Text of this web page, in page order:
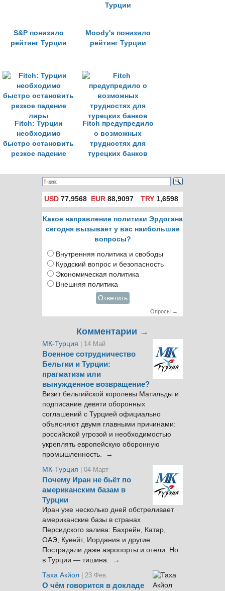
S&P понизило
рейтинг Турции
Moody's понизило
рейтинг Турции
Fitch: Турции
необходимо
быстро остановить
резкое падение
Fitch предупредило
о возможных
трудностях для
турецких банков
USD 77,9568 EUR 88,9097 TRY1,6598
Какое направление политики Эрдогана
сегодня вызывает у вас наибольшие
вопросы?
Внутренняя политика и свободы
Курдский вопрос и безопасность
Экономическая политика
Внешняя политика
Ответить
Опросы →
Комментарии →
МК-Турция | 14 Май
Военное сотрудничество
Бельгии и Турции:
прагматизм или
вынужденное возвращение?
Визит бельгийской королевы Матильды и
подписание девяти оборонных
соглашений с Турцией официально
объясняют двумя главными причинами:
российской угрозой и необходимостью
укреплять европейскую оборонную
промышленность. →
МК-Турция
| 04 Март
Почему Иран не бьёт по
американским базам в
Турции
Иран уже несколько дней обстреливает
американские базы в странах
Персидского залива: Бахрейн, Катар,
ОАЭ, Кувейт, Иордания и другие.
Пострадали даже аэропорты и отели. Но
в Турции — тишина. →
Таха Акйол | 23 Фев.
О чём говорится в докладе